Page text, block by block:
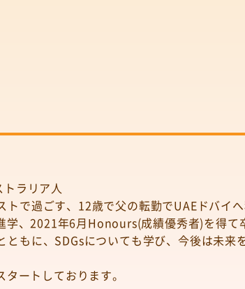
ラリア人
トで過ごす、12歳で父の転勤でUAEドバイ
学、2021年6月Honours(成績優秀者)を得て
もに、SDGsについても学び、今後は未来
ートしております。